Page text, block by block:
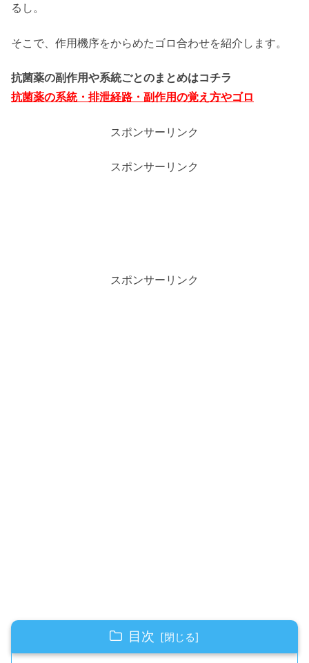
るし。
そこで、作用機序をからめたゴロ合わせを紹介します。
抗菌薬の副作用や系統ごとのまとめはコチラ
抗菌薬の系統・排泄経路・副作用の覚え方やゴロ
スポンサーリンク
スポンサーリンク
スポンサーリンク
目次